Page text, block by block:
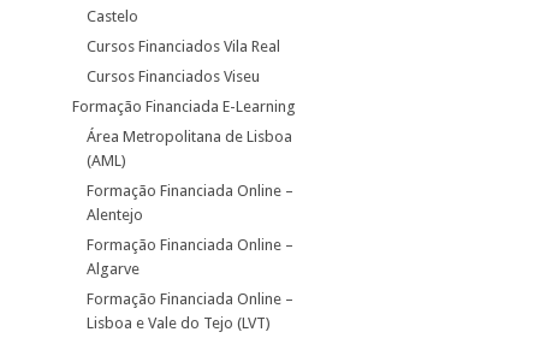
Castelo
Cursos Financiados Vila Real
Cursos Financiados Viseu
Formação Financiada E-Learning
Área Metropolitana de Lisboa
(AML)
Formação Financiada Online –
Alentejo
Formação Financiada Online –
Algarve
Formação Financiada Online –
Lisboa e Vale do Tejo (LVT)